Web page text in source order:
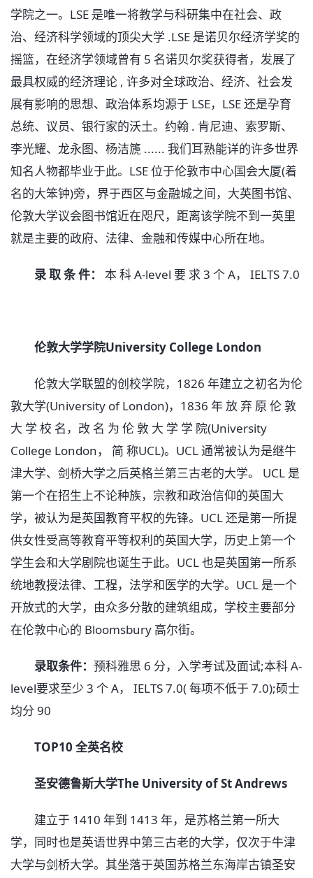
学院之一。LSE 是唯一将教学与科研集中在社会、政
治、经济科学领域的顶尖大学 .LSE 是诺贝尔经济学奖的
摇篮，在经济学领域曾有 5 名诺贝尔奖获得者，发展了
最具权威的经济理论 , 许多对全球政治、经济、社会发
展有影响的思想、政治体系均源于 LSE，LSE 还是孕育
总统、议员、银行家的沃土。约翰 . 肯尼迪、索罗斯、
李光耀、龙永图、杨洁篪 ...... 我们耳熟能详的许多世界
知名人物都毕业于此。LSE 位于伦敦市中心国会大厦(着
名的大笨钟)旁，界于西区与金融城之间，大英图书馆、
伦敦大学议会图书馆近在咫尺，距离该学院不到一英里
就是主要的政府、法律、金融和传媒中心所在地。
录 取 条 件： 本 科 A-level 要 求 3 个 A， IELTS 7.0
伦敦大学学院University College London
伦敦大学联盟的创校学院，1826 年建立之初名为伦
敦大学(University of London)，1836 年 放 弃 原 伦 敦
大 学 校 名，改 名 为 伦 敦 大 学 学 院(University
College London， 简 称UCL)。UCL 通常被认为是继牛
津大学、剑桥大学之后英格兰第三古老的大学。 UCL 是
第一个在招生上不论种族，宗教和政治信仰的英国大
学，被认为是英国教育平权的先锋。UCL 还是第一所提
供女性受高等教育平等权利的英国大学，历史上第一个
学生会和大学剧院也诞生于此。UCL 也是英国第一所系
统地教授法律、工程，法学和医学的大学。UCL 是一个
开放式的大学，由众多分散的建筑组成，学校主要部分
在伦敦中心的 Bloomsbury 高尔街。
录取条件： 预科雅思 6 分，入学考试及面试;本科 A-
level要求至少 3 个 A， IELTS 7.0( 每项不低于 7.0);硕士
均分 90
TOP10 全英名校
圣安德鲁斯大学The University of St Andrews
建立于 1410 年到 1413 年，是苏格兰第一所大
学，同时也是英语世界中第三古老的大学，仅次于牛津
大学与剑桥大学。其坐落于英国苏格兰东海岸古镇圣安